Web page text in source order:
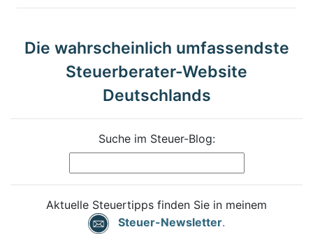
Die wahrscheinlich umfassendste
Steuerberater-Website
Deutschlands
Suche im Steuer-Blog:
Aktuelle Steuertipps finden Sie in meinem
Steuer-Newsletter.